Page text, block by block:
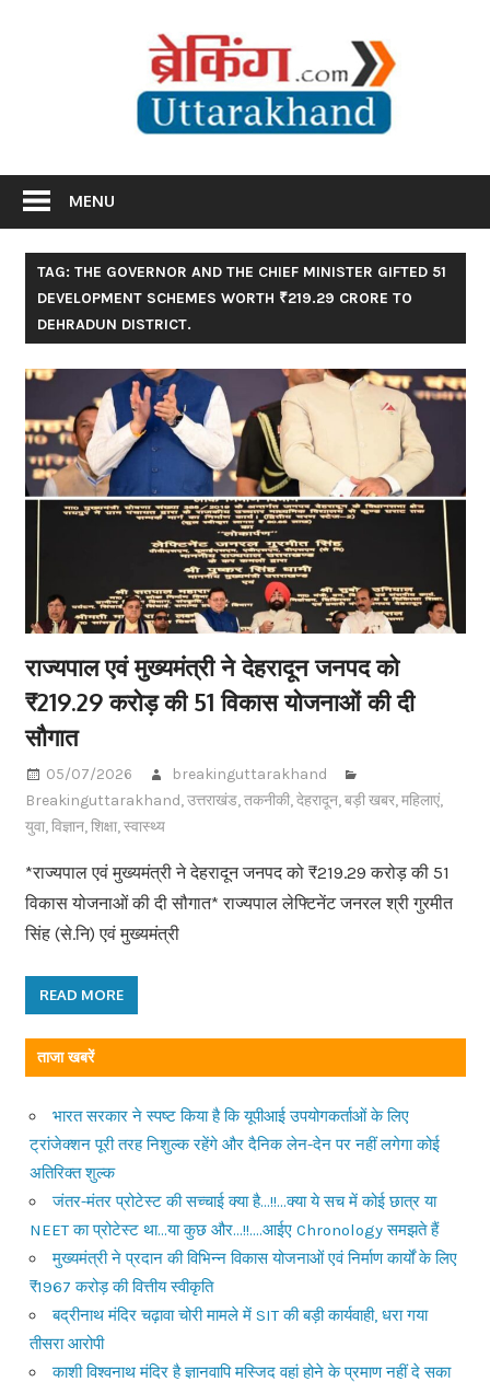
MENU
TAG: THE GOVERNOR AND THE CHIEF MINISTER GIFTED 51
DEVELOPMENT SCHEMES WORTH ₹219.29 CRORE TO
DEHRADUN DISTRICT.
राज्यपाल एवं मुख्यमंत्री ने देहरादून जनपद को
₹219.29 करोड़ की 51 विकास योजनाओं की दी
सौगात
05/07/2026
breakinguttarakhand
Breakinguttarakhand,उत्तराखंड,तकनीकी,देहरादून,बड़ी खबर,महिलाएं,
युवा,विज्ञान,शिक्षा,स्वास्थ्य
*राज्यपाल एवं मुख्यमंत्री ने देहरादून जनपद को ₹219.29 करोड़ की 51
विकास योजनाओं की दी सौगात* राज्यपाल लेफ्टिनेंट जनरल श्री गुरमीत
सिंह (से.नि) एवं मुख्यमंत्री
READ MORE
ताजा खबरें
भारत सरकार ने स्पष्ट किया है कि यूपीआई उपयोगकर्ताओं के लिए
ट्रांजेक्शन पूरी तरह निशुल्क रहेंगे और दैनिक लेन-देन पर नहीं लगेगा कोई
अतिरिक्त शुल्क
जंतर-मंतर प्रोटेस्ट की सच्चाई क्या है…!!…क्या ये सच में कोई छात्र या
NEET का प्रोटेस्ट था…या कुछ और…!!….आईए Chronology समझते हैं
मुख्यमंत्री ने प्रदान की विभिन्न विकास योजनाओं एवं निर्माण कार्यों के लिए
₹1967 करोड़ की वित्तीय स्वीकृति
बद्रीनाथ मंदिर चढ़ावा चोरी मामले में SIT की बड़ी कार्यवाही, धरा गया
तीसरा आरोपी
काशी विश्वनाथ मंदिर है ज्ञानवापि मस्जिद वहां होने के प्रमाण नहीं दे सका